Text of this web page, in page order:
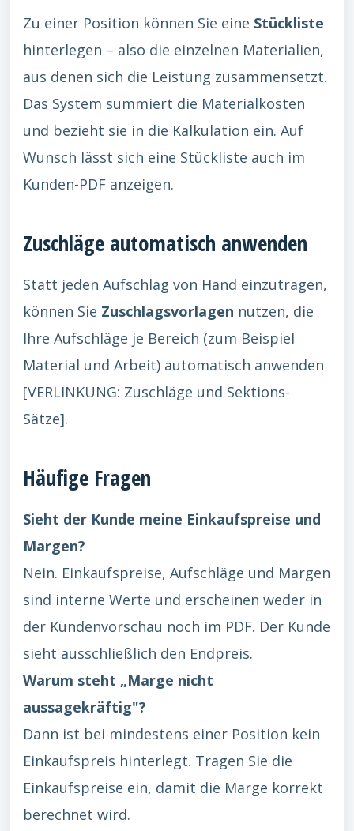
Zu einer Position können Sie eine Stückliste
hinterlegen – also die einzelnen Materialien,
aus denen sich die Leistung zusammensetzt.
Das System summiert die Materialkosten
und bezieht sie in die Kalkulation ein. Auf
Wunsch lässt sich eine Stückliste auch im
Kunden-PDF anzeigen.
Zuschläge automatisch anwenden
Statt jeden Aufschlag von Hand einzutragen,
können Sie Zuschlagsvorlagen nutzen, die
Ihre Aufschläge je Bereich (zum Beispiel
Material und Arbeit) automatisch anwenden
[VERLINKUNG: Zuschläge und Sektions-
Sätze].
Häufige Fragen
Sieht der Kunde meine Einkaufspreise und
Margen?
Nein. Einkaufspreise, Aufschläge und Margen
sind interne Werte und erscheinen weder in
der Kundenvorschau noch im PDF. Der Kunde
sieht ausschließlich den Endpreis.
Warum steht „Marge nicht
aussagekräftig"?
Dann ist bei mindestens einer Position kein
Einkaufspreis hinterlegt. Tragen Sie die
Einkaufspreise ein, damit die Marge korrekt
berechnet wird.